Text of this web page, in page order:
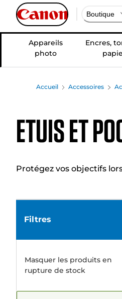
Boutique
Appareils
photo
Encres,
Accueil Accessoires
Etuis et
Protégez vos objectifs
Filtres
Masquer les produits en
rupture de stock